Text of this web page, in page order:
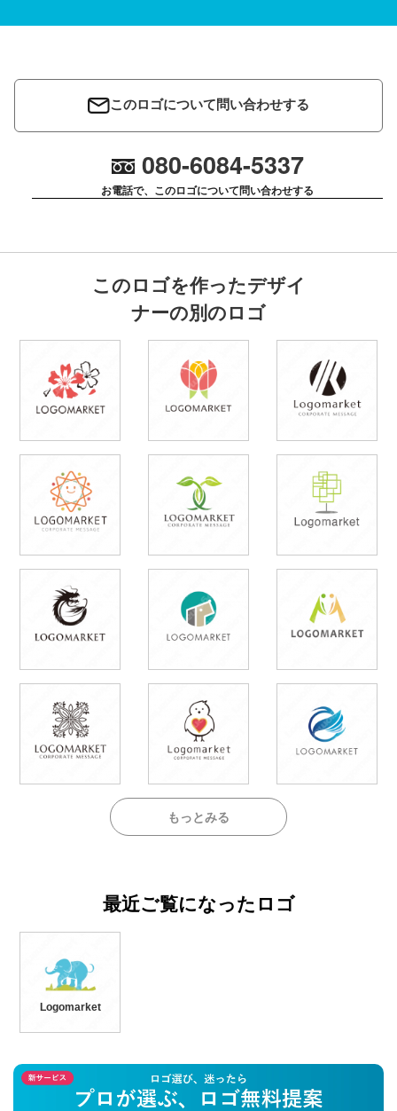
このロゴについて問い合わせする
080-6084-5337
お電話で、このロゴについて問い合わせする
このロゴを作ったデザイ
ナーの別のロゴ
もっとみる
最近ご覧になったロゴ
Logomarket